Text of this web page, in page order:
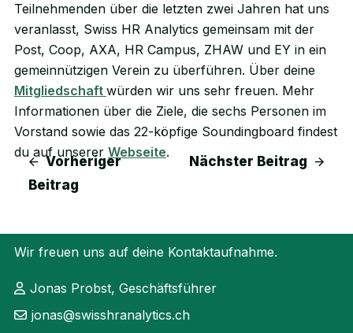
Teilnehmenden über die letzten zwei Jahren hat uns
veranlasst, Swiss HR Analytics gemeinsam mit der
Post, Coop, AXA, HR Campus, ZHAW und EY in ein
gemeinnützigen Verein zu überführen. Über deine
Mitgliedschaft würden wir uns sehr freuen. Mehr
Informationen über die Ziele, die sechs Personen im
Vorstand sowie das 22-köpfige Soundingboard findest
du auf unserer Webseite.
Vorheriger
Beitrag
Nächster Beitrag
Wir freuen uns auf deine Kontaktaufnahme.
Jonas Probst, Geschäftsführer
jonas@swisshranalytics.ch